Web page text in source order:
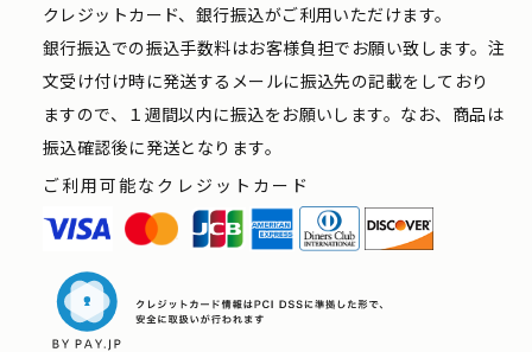
クレジットカード、銀行振込がご利用いただけます。
銀行振込での振込手数料はお客様負担でお願い致します。注
文受け付け時に発送するメールに振込先の記載をしており
ますので、１週間以内に振込をお願いします。なお、商品は
振込確認後に発送となります。
ご利用可能なクレジットカード